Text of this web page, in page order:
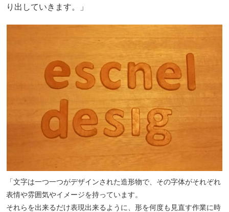
り出していきます。」
「文字は一つ一つがデザインされた造形物で、その字体がそれぞれ
表情や雰囲気やイメージを持っています。
それらを出来るだけ表現出来るように、形を何度も見直す作業に時